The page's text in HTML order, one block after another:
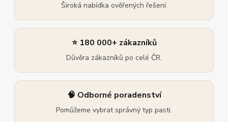
Široká nabídka ověřených řešení.
⭐ 180 000+ zákazníků
Důvěra zákazníků po celé ČR.
🧠 Odborné poradenství
Pomůžeme vybrat správný typ pasti.